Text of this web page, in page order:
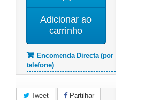
Adicionar ao
carrinho
Encomenda Directa (por
telefone)
Tweet Partilhar